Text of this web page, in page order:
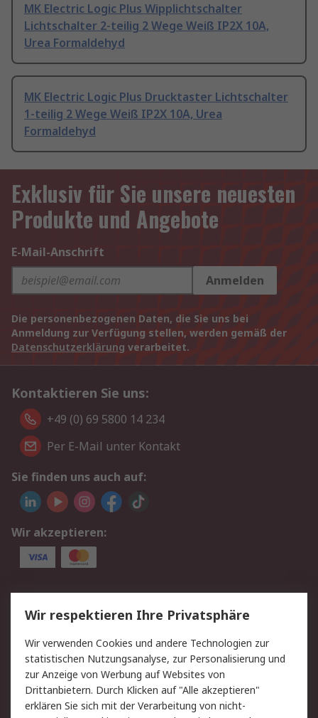
MK Electric Logic Plus Wipplichtschalter
Lichtschalter 2-teilig 2 Wege Weiß IP2X 10A,
Urea Formaldehyd
MK Electric Logic Plus Drucktaster Lichtschalter
1-teilig 2 Wege Weiß IP2X 10A, Urea
Formaldehyd
Exklusiv für Sie unsere neuesten
Produkte und Angebote
E-Mail-Anschrift
Anmelden
Die personenbezogenen Daten, die Sie uns bei
Anmeldung zur Verfügung stellen, werden gemäß der
Datenschutzerklärung verarbeitet.
Kontaktieren Sie uns:
+49 (0) 69 5800 14 234
Per E-Mail unter Kontakt
Sie finden uns auch auf:
Wir akzeptieren:
Service
Value Added Services
Lieferlösungen
Rücksendungen
Kontakt
Hilfe
Privatkunden
Rechtliches
Wir respektieren Ihre Privatsphäre
Wir verwenden Cookies und andere Technologien zur
statistischen Nutzungsanalyse, zur Personalisierung und
zur Anzeige von Werbung auf Websites von
Drittanbietern. Durch Klicken auf "Alle akzeptieren"
erklären Sie sich mit der Verarbeitung von nicht-